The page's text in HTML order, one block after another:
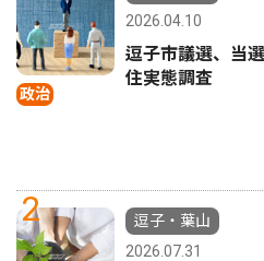
政治
2026.04.10
逗子市議選、当
住実態調査
2
逗子・葉山
2026.07.31